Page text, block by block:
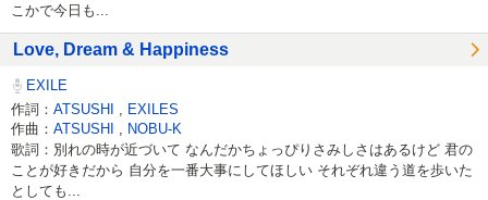
こかで今日も...
Love, Dream & Happiness
EXILE
作詞： ATSUSHI
EXILES
作曲： ATSUSHI NOBU‐K
歌詞：別れの時が近づいて なんだかちょっぴりさみしさはあるけど 君の
ことが好きだから 自分を一番大事にしてほしい それぞれ違う道を歩いた
としても...